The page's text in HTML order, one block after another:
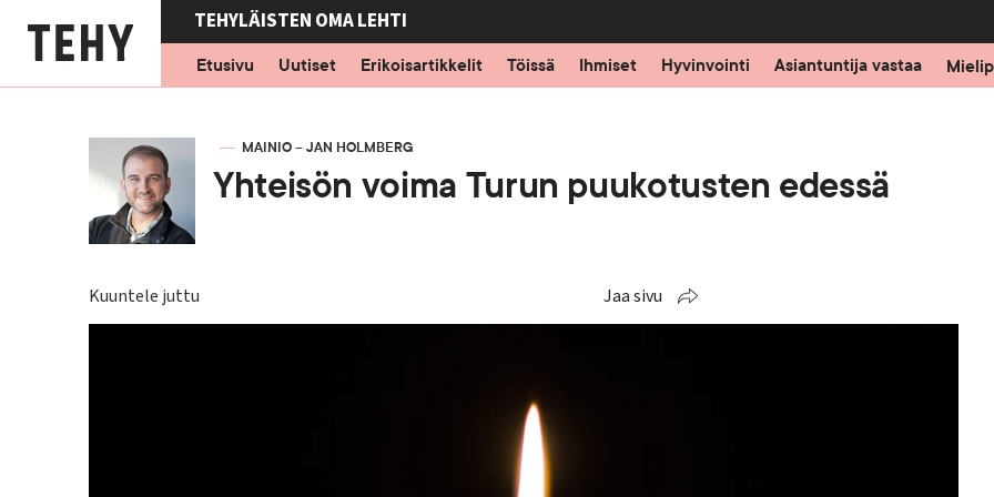
pääsisältöön
TEHYLÄISTEN OMA LEHTI
Etusivu
Uutiset Erikoisartikkelit Töissä Ihmiset Hyvinvointi Asiantuntija vastaa
KIRJOITTAJA
MAINIO – JAN HOLMBERG
Yhteisön voima Turun puukotusten edessä
Kuuntele juttu Jaa sivu